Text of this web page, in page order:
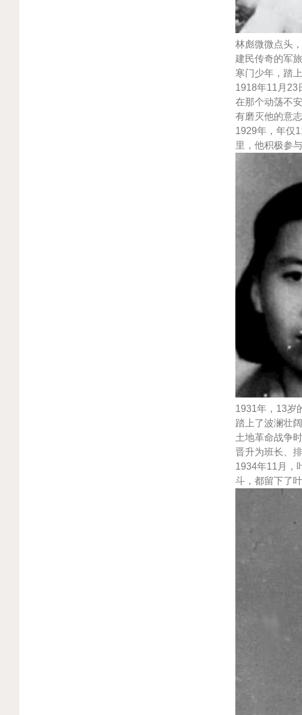
林彪微微点头
建民传奇的军
寒门少年，踏
1918年11月23
在那个动荡不
有磨灭他的意
1929年，年仅
里，他积极参
1931年，13岁
踏上了波澜壮
土地革命战争
晋升为班长、
1934年11月，
斗，都留下了